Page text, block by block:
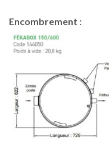
Encombrement :